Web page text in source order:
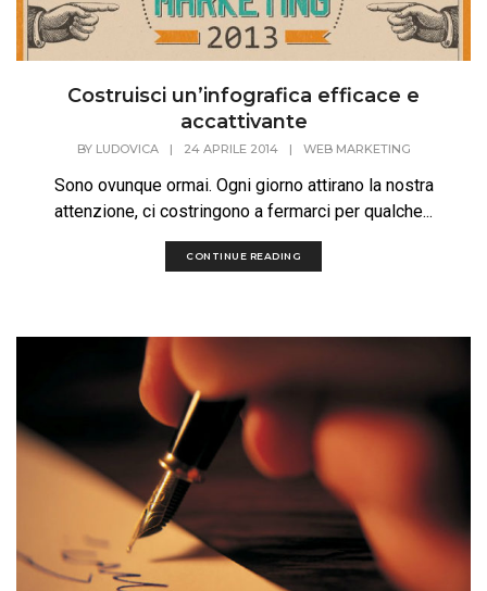
Costruisci un’infografica efficace e
accattivante
BY LUDOVICA | 24 APRILE 2014 | WEB MARKETING
Sono ovunque ormai. Ogni giorno attirano la nostra
attenzione, ci costringono a fermarci per qualche...
CONTINUE READING